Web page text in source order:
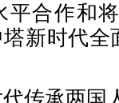
平合作和
新时代
传承两国